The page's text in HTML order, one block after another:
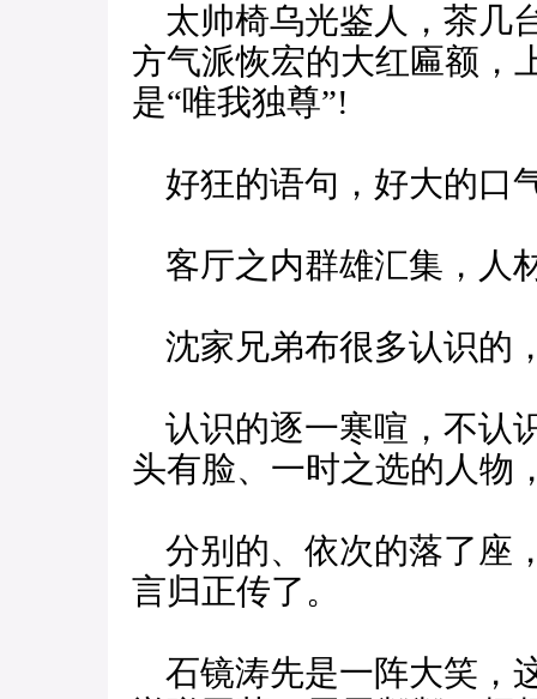
太帅椅乌光鉴人，茶几
方气派恢宏的大红匾额，
是“唯我独尊”!
好狂的语句，好大的口
客厅之内群雄汇集，人
沈家兄弟布很多认识的
认识的逐一寒喧，不认
头有脸、一时之选的人物
分别的、依次的落了座
言归正传了。
石镜涛先是一阵大笑，